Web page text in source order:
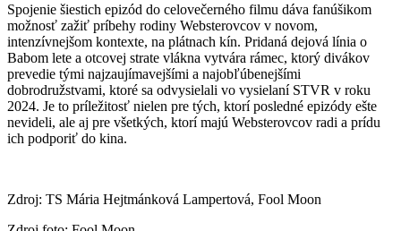
Spojenie šiestich epizód do celovečerného filmu dáva fanúšikom
možnosť zažiť príbehy rodiny Websterovcov v novom,
intenzívnejšom kontexte, na plátnach kín. Pridaná dejová línia o
Babom lete a otcovej strate vlákna vytvára rámec, ktorý divákov
prevedie tými najzaujímavejšími a najobľúbenejšími
dobrodružstvami, ktoré sa odvysielali vo vysielaní STVR v roku
2024. Je to príležitosť nielen pre tých, ktorí posledné epizódy ešte
nevideli, ale aj pre všetkých, ktorí majú Websterovcov radi a prídu
ich podporiť do kina.
Zdroj: TS Mária Hejtmánková Lampertová, Fool Moon